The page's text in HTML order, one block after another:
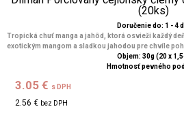
(20ks)
Doručenie do: 1 - 4
Tropická chuť manga a jahôd, ktorá osvieži každý
exotickým mangom a sladkou jahodou pre chvíle
Objem: 30g (20 x
Hmotnosť pevného
3.05 € s DPH
2.56 € bez DPH